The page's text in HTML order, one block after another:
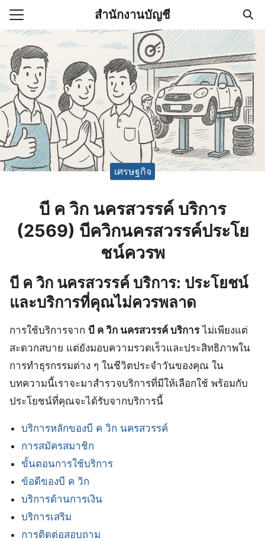
Skip
content
สำนักงานบัญชี
(ไม่มีชื่อ)
านบัญชี (Accounting
ช่วยสำคัญในการบริหาร
Search
for:
เศรษฐกิจ
บี ค วิก นครสวรรค์ บริการ
(2569) บีควิกนครสวรรค์ประโย
ชน์ควรพ
บี ค วิก นครสวรรค์ บริการ: ประโยชน์
และบริการที่คุณไม่ควรพลาด
การใช้บริการจาก บี ค วิก นครสวรรค์ บริการไม่เพียงแต่
สะดวกสบาย แต่ยังมอบความรวดเร็วและประสิทธิภาพใน
การทำธุรกรรมต่าง ๆ ในชีวิตประจำวันของคุณ ใน
บทความนี้เราจะมาสำรวจบริการที่มีให้เลือกใช้ พร้อมกับ
ประโยชน์ที่คุณจะได้รับจากบริการนี้
บริการหลักของบี ค วิก นครสวรรค์
การสมัครสมาชิก
ขั้นตอนการใช้บริการ
ข้อดีของบี ค วิก
บริการด้านการเงิน
บริการเสริม
การติดต่อสอบถาม